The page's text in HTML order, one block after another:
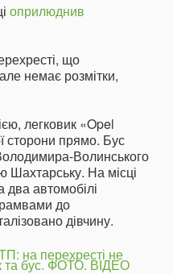
оприлюднив
що
немає розмітки,
легковик «Opel
сторони прямо. Бус
Волинського
Шахтарську. На місці
два автомобілі
до
дівчину.